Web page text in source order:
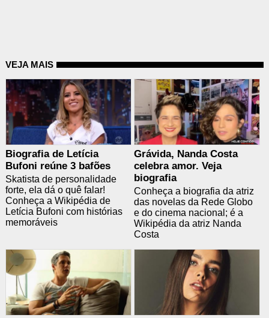
VEJA MAIS
Biografia de Letícia
Bufoni reúne 3 bafões
Skatista de personalidade
forte, ela dá o quê falar!
Conheça a Wikipédia de
Letícia Bufoni com histórias
memoráveis
Grávida, Nanda Costa
celebra amor. Veja
biografia
Conheça a biografia da atriz
das novelas da Rede Globo
e do cinema nacional; é a
Wikipédia da atriz Nanda
Costa